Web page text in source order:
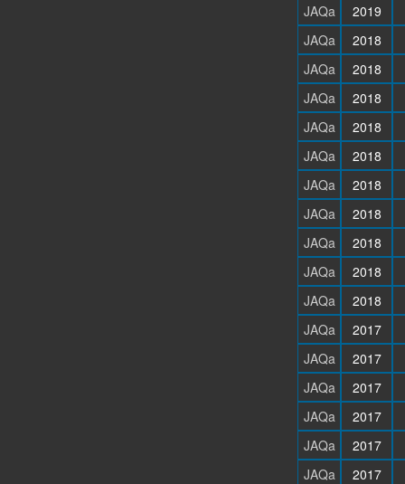
JAQa
2019
JAQa
2018
JAQa
2018
JAQa
2018
JAQa
2018
JAQa
2018
JAQa
2018
JAQa
2018
JAQa
2018
JAQa
2018
JAQa
2018
JAQa
2017
JAQa
2017
JAQa
2017
JAQa
2017
JAQa
2017
JAQa
2017